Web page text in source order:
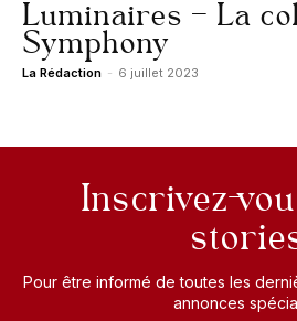
Luminaires – La
Symphony
La Rédaction - 6 juillet 2023
Inscrivez-
Pour être informé de toutes les
annonces